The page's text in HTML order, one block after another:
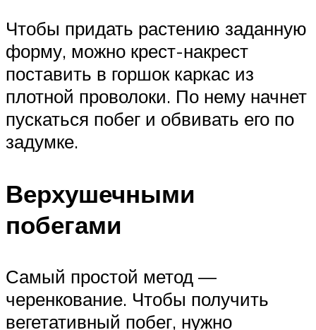
Чтобы придать растению заданную
форму, можно крест-накрест
поставить в горшок каркас из
плотной проволоки. По нему начнет
пускаться побег и обвивать его по
задумке.
Верхушечными
побегами
Самый простой метод —
черенкование. Чтобы получить
вегетативный побег, нужно